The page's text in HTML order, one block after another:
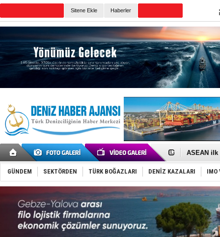
Sitene Ekle Haberler
D-Marin,
ASEAN ilk
TAYK -
İstanbul
Tersane
İngiliz
FESCO,
DESE,
35 milyon
GÜNDEM SEKTÖRDEN TÜRK BOĞAZLARI DENİZ KAZALARI IMO